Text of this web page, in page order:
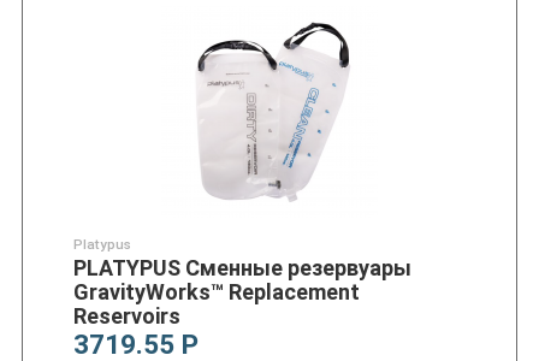
Platypus
PLATYPUS Сменные резервуары
GravityWorks™ Replacement
Reservoirs
3719.55 Р